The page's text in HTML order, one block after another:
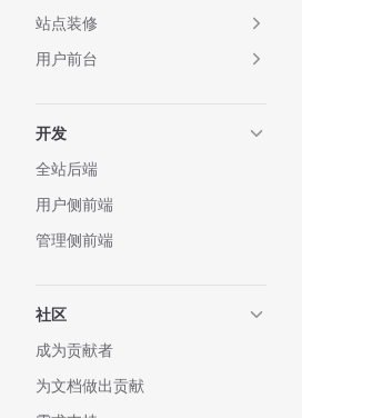
站点装修
用户前台
开发
全站后端
用户侧前端
管理侧前端
社区
成为贡献者
为文档做出贡献